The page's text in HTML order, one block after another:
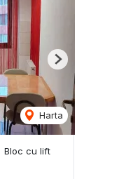
Harta
Next
Bloc cu lift